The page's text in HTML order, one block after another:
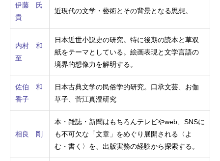
伊藤 氏
貴
近現代の文学・藝術とその背景となる思想。
内村 和
至
日本近世小説史の研究。特に後期の読本と草双
紙をテーマとしている。絵画表現と文学言語の
境界的想像力を解明する。
佐伯 和
香子
日本古典文学の民俗学的研究。口承文芸、お伽
草子、菅江真澄研究
相良 剛
本・雑誌・新聞はもちろんテレビやweb、SNSに
も不可欠な「文章」をめぐり展開される〈よ
む・書く〉を、出版実務の経験から探索する。